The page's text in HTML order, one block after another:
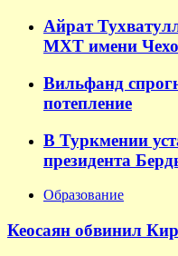
Айрат
МХТ имени
Вильфанд
потепление
В Туркмении
президента
Образование
Кеосаян обвинил